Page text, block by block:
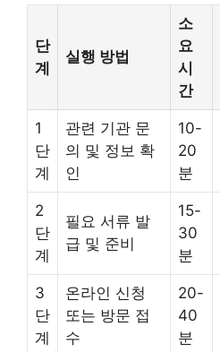
단
계
실행 방법
소
요
시
간
1
단
계
관련 기관 문
의 및 정보 확
인
10-
20
분
2
단
계
필요 서류 발
급 및 준비
15-
30
분
3
단
계
온라인 신청
또는 방문 접
수
20-
40
분